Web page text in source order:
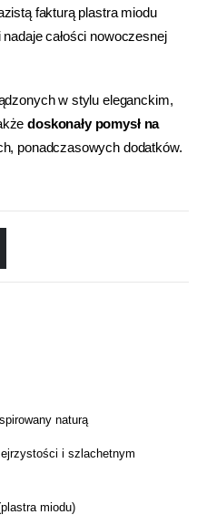
fakturą plastra miodu
całości nowoczesnej
w stylu eleganckim,
doskonały pomysł na
ponadczasowych dodatków.
naturą
i szlachetnym
miodu)